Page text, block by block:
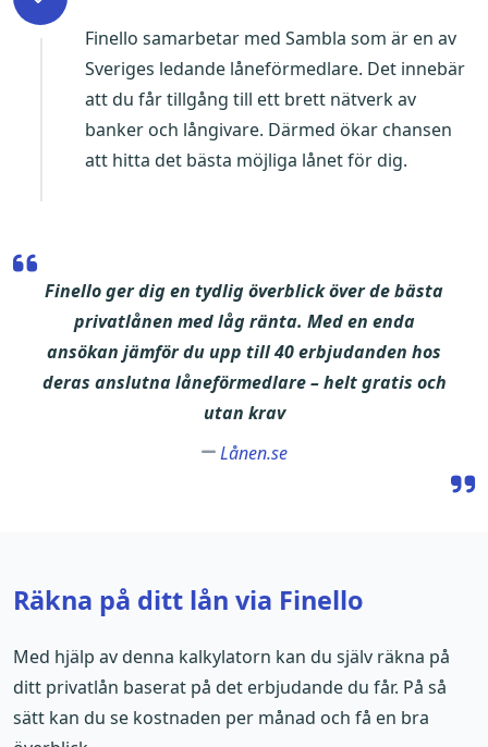
Finello samarbetar med Sambla som är en av
Sveriges ledande låneförmedlare. Det innebär
att du får tillgång till ett brett nätverk av
banker och långivare. Därmed ökar chansen
att hitta det bästa möjliga lånet för dig.
Finello ger dig en tydlig överblick över de bästa
privatlånen med låg ränta. Med en enda
ansökan jämför du upp till 40 erbjudanden hos
deras anslutna låneförmedlare – helt gratis och
utan krav
Lånen.se
Räkna på ditt lån via Finello
Med hjälp av denna kalkylatorn kan du själv räkna på
ditt privatlån baserat på det erbjudande du får. På så
sätt kan du se kostnaden per månad och få en bra